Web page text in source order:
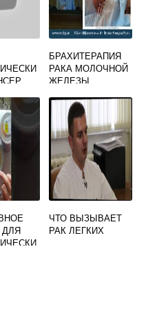
БРАХИТЕРАПИЯ
РАКА МОЛОЧНОЙ
ЖЕЛЕЗЫ
ДЛЯ
ЧТО ВЫЗЫВАЕТ
РАК ЛЕГКИХ